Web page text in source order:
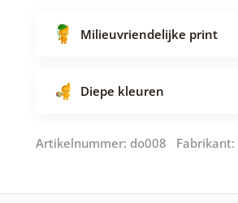
Milieuvriendelijke print
Diepe kleuren
Artikelnummer: do008 Fabrikant: